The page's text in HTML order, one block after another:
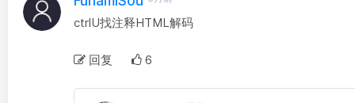
ctrlU找注释HTML解码
回复 6